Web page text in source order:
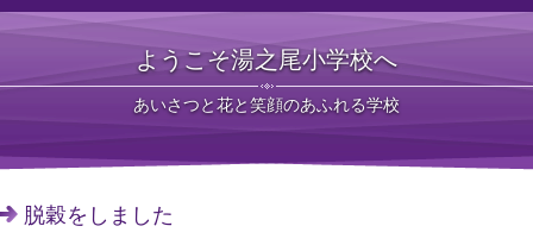
ようこそ湯之尾小学校へ
あいさつと花と笑顔のあふれる学校
脱穀をしました